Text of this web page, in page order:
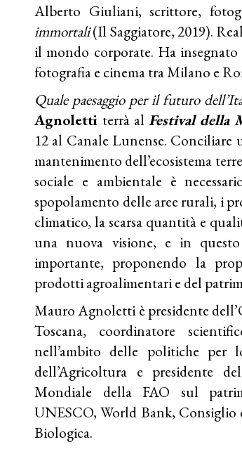
Alberto Giuliani, scrittore,
immortali(Il Saggiatore, 2019).
il mondo corporate. Ha
fotografia e cinema tra Milano e
Quale paesaggio per il futuro
Agnoletti terrà al Festival della
12 al Canale Lunense.
mantenimento dell’ecosistema
sociale e ambientale è
spopolamento delle aree rurali, i
climatico, la scarsa quantità e
una nuova visione, e in
importante, proponendo la
prodotti agroalimentari e del
Mauro Agnoletti è presidente
Toscana, coordinatore
nell’ambito delle politiche per
dell’Agricoltura e presidente
Mondiale della FAO sul
UNESCO, World Bank, Consiglio
Biologica.